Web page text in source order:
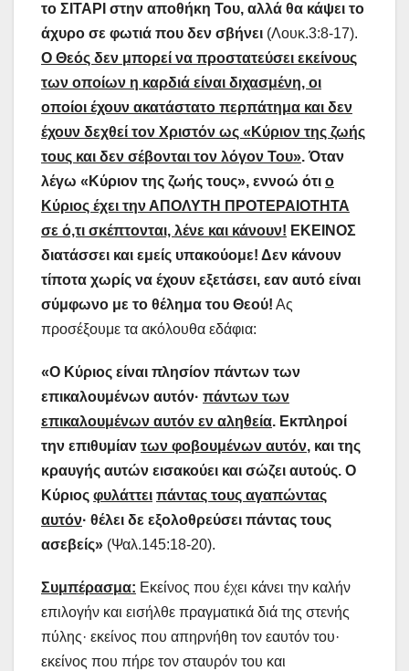
το ΣΙΤΑΡΙ στην αποθήκη Του, αλλά θα κάψει το
άχυρο σε φωτιά που δεν σβήνει (Λουκ.3:8-17).
Ο Θεός δεν μπορεί να προστατεύσει εκείνους
των οποίων η καρδιά είναι διχασμένη, οι
οποίοι έχουν ακατάστατο περπάτημα και δεν
έχουν δεχθεί τον Χριστόν ως «Κύριον της ζωής
τους και δεν σέβονται τον λόγον Του». Όταν
λέγω «Κύριον της ζωής τους», εννοώ ότι ο
Κύριος έχει την ΑΠΟΛΥΤΗ ΠΡΟΤΕΡΑΙΟΤΗΤΑ
σε ό,τι σκέπτονται, λένε και κάνουν! ΕΚΕΙΝΟΣ
διατάσσει και εμείς υπακούομε! Δεν κάνουν
τίποτα χωρίς να έχουν εξετάσει, εαν αυτό είναι
σύμφωνο με το θέλημα του Θεού! Ας
προσέξουμε τα ακόλουθα εδάφια:
«Ο Κύριος είναι πλησίον πάντων των
επικαλουμένων αυτόν· πάντων των
επικαλουμένων αυτόν εν αληθεία. Εκπληροί
την επιθυμίαν των φοβουμένων αυτόν, και της
κραυγής αυτών εισακούει και σώζει αυτούς. Ο
Κύριος φυλάττει πάντας τους αγαπώντας
αυτόν· θέλει δε εξολοθρεύσει πάντας τους
ασεβείς» (Ψαλ.145:18-20).
Συμπέρασμα: Εκείνος που έχει κάνει την καλήν
επιλογήν και εισήλθε πραγματικά διά της στενής
πύλης· εκείνος που απηρνήθη τον εαυτόν του·
εκείνος που πήρε τον σταυρόν του και